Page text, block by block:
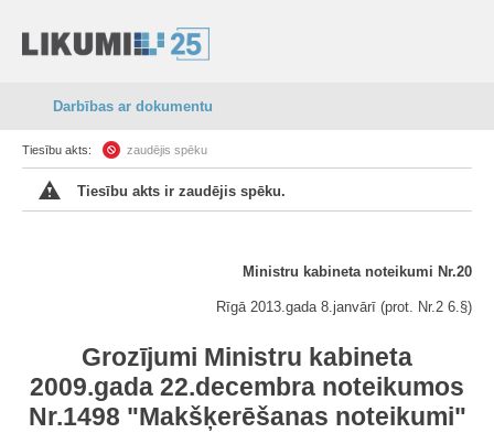
Darbības ar dokumentu
Tiesību akts: zaudējis spēku
Tiesību akts ir zaudējis spēku.
Ministru kabineta noteikumi Nr.20
Rīgā 2013.gada 8.janvārī (prot. Nr.2 6.§)
Grozījumi Ministru kabineta
2009.gada 22.decembra noteikumos
Nr.1498 "Makšķerēšanas noteikumi"